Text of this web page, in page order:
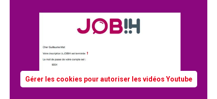
Gérer les cookies pour autoriser les vidéos Youtube